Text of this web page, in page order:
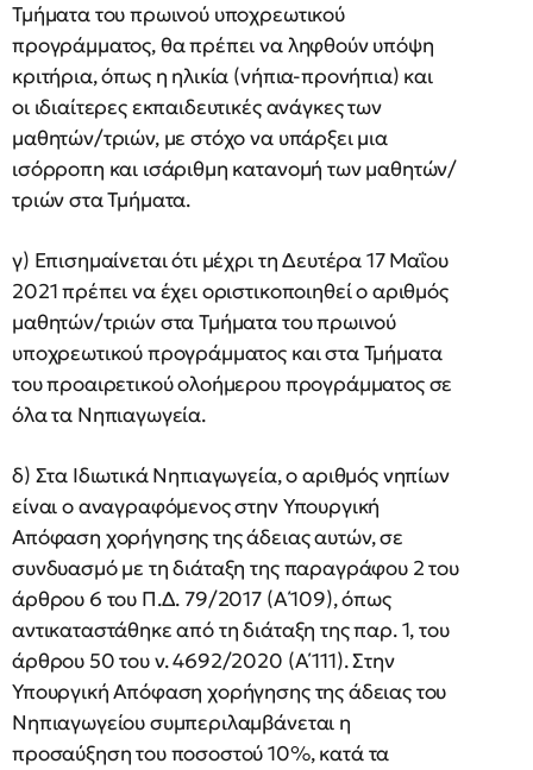
Τμήματα του πρωινού υποχρεωτικού
προγράμματος, θα πρέπει να ληφθούν υπόψη
κριτήρια, όπως η ηλικία (νήπια-προνήπια) και
οι ιδιαίτερες εκπαιδευτικές ανάγκες των
μαθητών/τριών, με στόχο να υπάρξει μια
ισόρροπη και ισάριθμη κατανομή των μαθητών/
τριών στα Τμήματα.
γ) Επισημαίνεται ότι μέχρι τη Δευτέρα 17 Μαΐου
2021 πρέπει να έχει οριστικοποιηθεί ο αριθμός
μαθητών/τριών στα Τμήματα του πρωινού
υποχρεωτικού προγράμματος και στα Τμήματα
του προαιρετικού ολοήμερου προγράμματος σε
όλα τα Νηπιαγωγεία.
δ) Στα Ιδιωτικά Νηπιαγωγεία, ο αριθμός νηπίων
είναι ο αναγραφόμενος στην Υπουργική
Απόφαση χορήγησης της άδειας αυτών, σε
συνδυασμό με τη διάταξη της παραγράφου 2 του
άρθρου 6 του Π.Δ. 79/2017 (Α΄109), όπως
αντικαταστάθηκε από τη διάταξη της παρ. 1, του
άρθρου 50 του ν. 4692/2020 (Α΄111). Στην
Υπουργική Απόφαση χορήγησης της άδειας του
Νηπιαγωγείου συμπεριλαμβάνεται η
προσαύξηση του ποσοστού 10%, κατά τα